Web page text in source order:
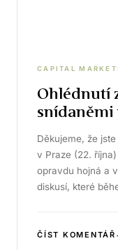
CAPITAL
Ohlédnutí
snídaněmi
Děkujeme, že
v Praze (22.
opravdu hojná a
diskusí, které
ČÍST KOMENTÁŘ